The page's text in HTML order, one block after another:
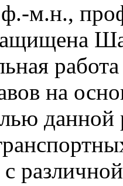
м.н.,
на
данной